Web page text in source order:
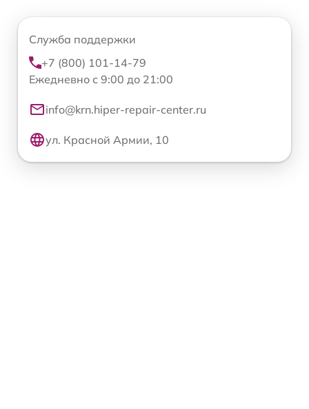
Служба поддержки
+7 (800) 101-14-79
Ежедневно с 9:00 до 21:00
info@krn.hiper-repair-center.ru
ул. Красной Армии, 10